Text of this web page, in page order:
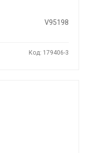
V95198
Код: 179406-3